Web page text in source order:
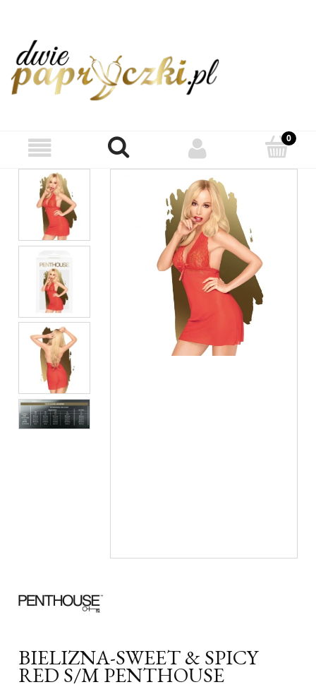
BIELIZNA-SWEET & SPICY
RED S/M PENTHOUSE